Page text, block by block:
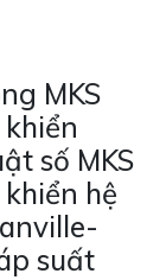
MKS
số MKS
hệ
suất